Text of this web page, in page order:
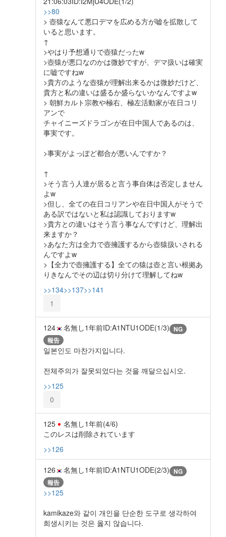
>>80
> 壺猿なんて悪口デマを広める方が嘘を拡散して
いると思います。
↑
>やはり予想通りで壺猿だったw
>壺猿が悪口なのかは微妙ですが、デマ扱いは確実
に嘘ですねw
>貴方のような壺猿が理解出来るかは微妙だけど、
貴方と私の違いは盛るか盛らないかなんですよw
> 朝鮮カルト宗教や極右、極左活動家が在日コリ
アンで
チャイニーズドラゴンが在日中国人であるのは、
事実です。
>事実がよっぽど都合が悪いんですか？
↑
>そう言う人達が居ると言う事自体は否定しません
よw
>但し、全ての在日コリアンや在日中国人がそうで
ある訳ではないと私は認識しておりますw
>貴方との違いはそう言う事なんですけど、理解出
来ますか？
>あなた方は全力で壺擁護するから壺猿扱いされる
んですよw
>【全力で壺擁護する】全ての猿は壺と言い根拠あ
りきなんでその辺は切り分けて理解してねw
>>134>>137>>141
1
124 名無し1年前ID:A1NTU1ODE(1/3) NG
報告
일본인도 마찬가지입니다.
전체주의가 잘못되었다는 것을 깨달으십시오.
>>125
0
125 名無し1年前(4/6)
このレスは削除されています
>>126
126 名無し1年前ID:A1NTU1ODE(2/3) NG
報告
>>125
kamikaze와 같이 개인을 단순한 도구로 생각하여
희생시키는 것은 옳지 않습니다.